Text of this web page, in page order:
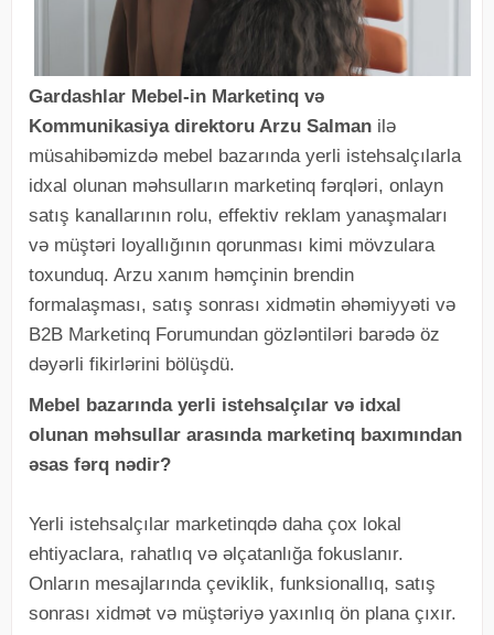
Gardashlar Mebel-in Marketinq və
Kommunikasiya direktoru Arzu Salman ilə
müsahibəmizdə mebel bazarında yerli istehsalçılarla
idxal olunan məhsulların marketinq fərqləri, onlayn
satış kanallarının rolu, effektiv reklam yanaşmaları
və müştəri loyallığının qorunması kimi mövzulara
toxunduq. Arzu xanım həmçinin brendin
formalaşması, satış sonrası xidmətin əhəmiyyəti və
B2B Marketinq Forumundan gözləntiləri barədə öz
dəyərli fikirlərini bölüşdü.
Mebel bazarında yerli istehsalçılar və idxal
olunan məhsullar arasında marketinq baxımından
əsas fərq nədir?
Yerli istehsalçılar marketinqdə daha çox lokal
ehtiyaclara, rahatlıq və əlçatanlığa fokuslanır.
Onların mesajlarında çeviklik, funksionallıq, satış
sonrası xidmət və müştəriyə yaxınlıq ön plana çıxır.